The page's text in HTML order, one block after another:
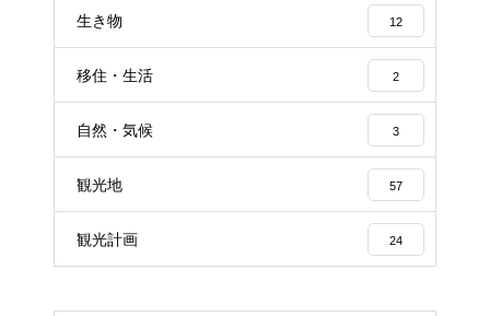
生き物 12
移住・生活 2
自然・気候 3
観光地 57
観光計画 24